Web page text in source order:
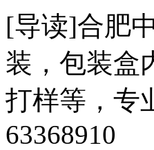
[导读]合肥
装，包装盒
打样等，专
63368910